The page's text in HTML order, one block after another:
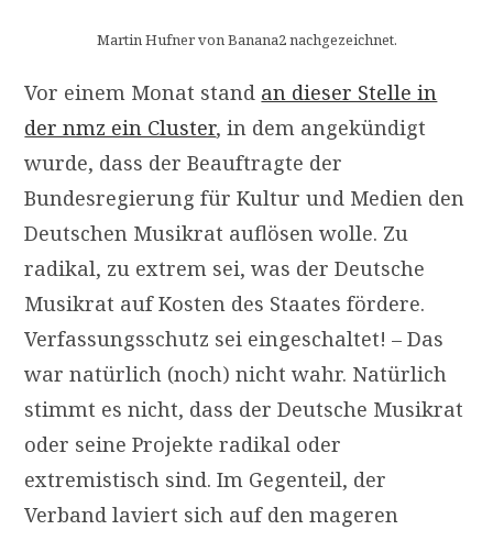
Martin Hufner von Banana2 nachgezeichnet.
Vor einem Monat stand an dieser Stelle in
der nmz ein Cluster, in dem angekündigt
wurde, dass der Beauftragte der
Bundesregierung für Kultur und Medien den
Deutschen Musikrat auflösen wolle. Zu
radikal, zu extrem sei, was der Deutsche
Musikrat auf Kosten des Staates fördere.
Verfassungsschutz sei eingeschaltet! – Das
war natürlich (noch) nicht wahr. Natürlich
stimmt es nicht, dass der Deutsche Musikrat
oder seine Projekte radikal oder
extremistisch sind. Im Gegenteil, der
Verband laviert sich auf den mageren